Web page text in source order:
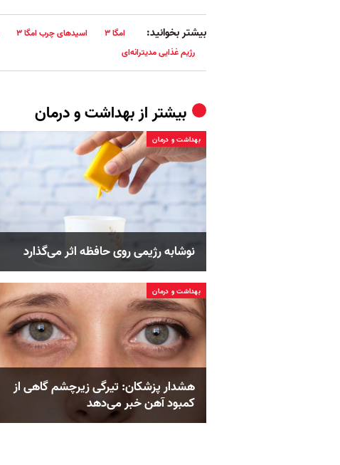
بیشتر بخوانید: امگا ۳ اسیدهای چرب امگا ۳
رژیم غذایی مدیترانه‌ای
بیشتر ازبهداشت و درمان
بهداشت و درمان
نوشابه رژیمی روی حافظه اثر می‌گذارد
بهداشت و درمان
هشدار پزشکان: تیرگی زیرچشم گاهی از
کمبود آهن خبر می‌دهد